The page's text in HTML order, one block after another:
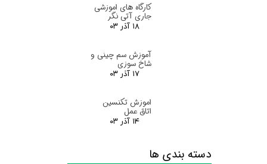
کارگاه های اموزشی
جاری آتی نگر
۱۸ آذر ۰۳
آموزش سم چینی و
شاخ سوزی
۱۷ آذر ۰۳
اموزش تکنسین
اتاق عمل
۱۴ آذر ۰۳
دسته بندی ها